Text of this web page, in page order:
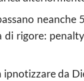
neanche
di rigore:
da